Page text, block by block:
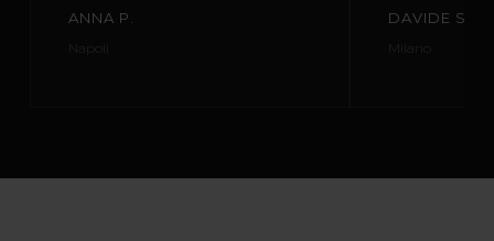
ANNA P.
Napoli
DAVIDE S.
Milano